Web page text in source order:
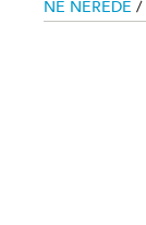
NE NEREDE /